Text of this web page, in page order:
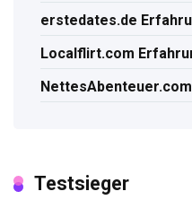
erstedates.de
Localflirt.com
Testsieger